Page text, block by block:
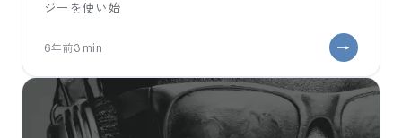
ジーを使い始
6年前3min